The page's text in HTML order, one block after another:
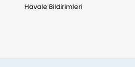
Havale Bildirimleri